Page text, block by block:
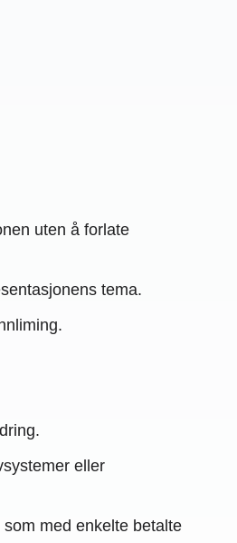
uten å forlate
tema.
eller
med enkelte betalte